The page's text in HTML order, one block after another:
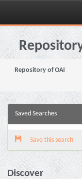
Skip
navigation
Repository of OAI
Saved Searches
Save this search
Discover